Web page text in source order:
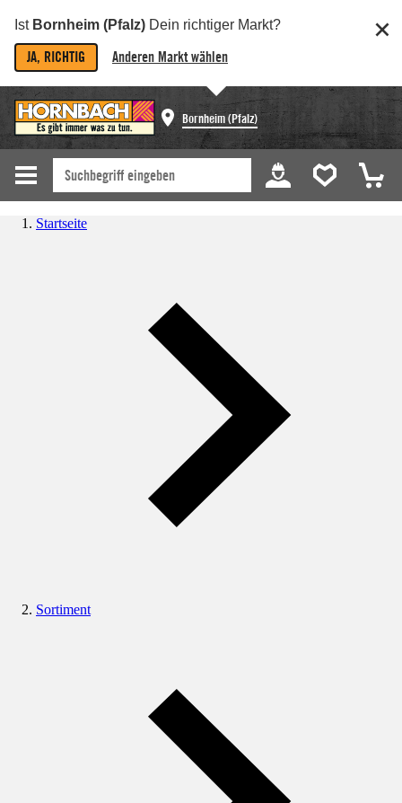
Ist Bornheim (Pfalz) Dein richtiger Markt?
JA, RICHTIG Anderen Markt wählen
Bornheim (Pfalz)
Startseite
Sortiment